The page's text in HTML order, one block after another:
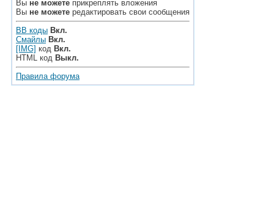
Вы не можете прикреплять вложения
Вы не можете редактировать свои сообщения
BB коды Вкл.
Смайлы Вкл.
[IMG] код Вкл.
HTML код Выкл.
Правила форума